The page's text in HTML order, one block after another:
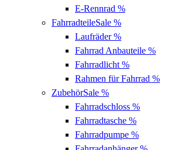
E-Rennrad %
FahrradteileSale %
Laufräder%
Fahrrad Anbauteile %
Fahrradlicht %
Rahmen für Fahrrad %
ZubehörSale %
Fahrradschloss %
Fahrradtasche %
Fahrradpumpe %